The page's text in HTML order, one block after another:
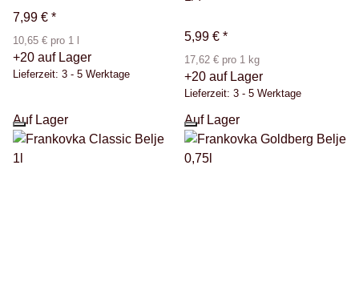
7,99 € *
10,65 € pro 1 l
+20 auf Lager
Lieferzeit: 3 - 5 Werktage
5,99 € *
17,62 € pro 1 kg
+20 auf Lager
Lieferzeit: 3 - 5 Werktage
Auf Lager Auf Lager